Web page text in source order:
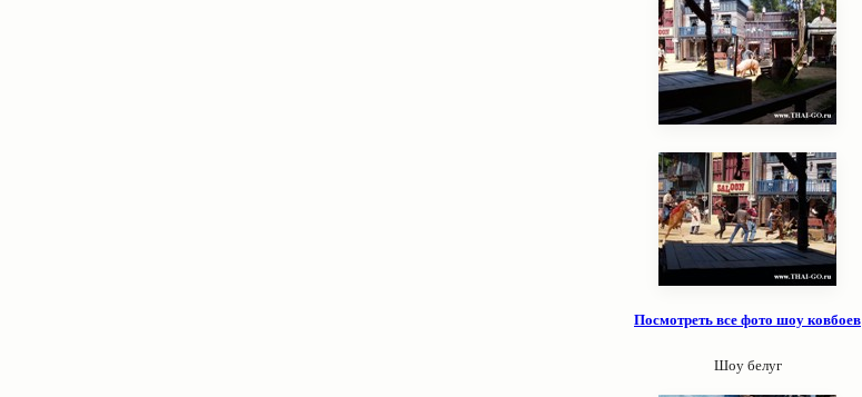
Посмотреть все фото шоу ковбоев
Шоу белуг